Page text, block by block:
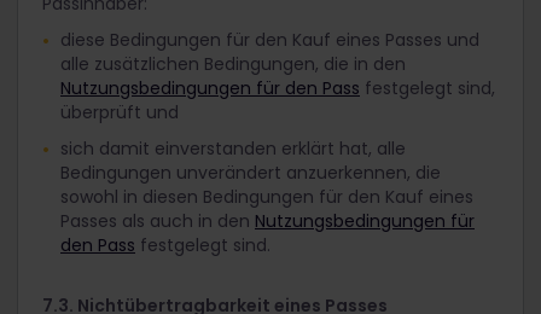
diese Bedingungen für den Kauf eines Passes und
alle zusätzlichen Bedingungen, die in den
Nutzungsbedingungen für den Pass festgelegt sind,
überprüft und
sich damit einverstanden erklärt hat, alle
Bedingungen unverändert anzuerkennen, die
sowohl in diesen Bedingungen für den Kauf eines
Passes als auch in den Nutzungsbedingungen für
den Pass festgelegt sind.
7.3. Nichtübertragbarkeit eines Passes